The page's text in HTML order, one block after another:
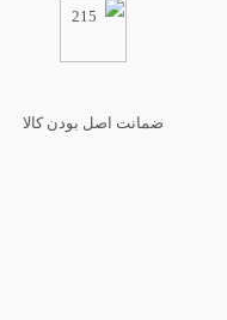
ضمانت اصل بودن کالا